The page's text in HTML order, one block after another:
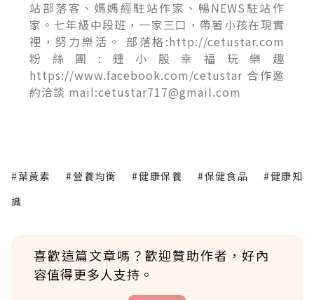
站部落客、媽媽經駐站作家、暢NEWS駐站作
家。七年級中段班，一家三口，帶著小孩在現實
裡，努力樂活。 部落格:http://cetustar.com
粉絲團:鍾小殷幸福玩樂趣
https://www.facebook.com/cetustar 合作邀
約洽談 mail:cetustar717@gmail.com
#葉黃素 #營養均衡 #健康保養 #保健食品
#健康知
識
喜歡這篇文章嗎？歡迎贊助作者，好內
容值得更多人支持。